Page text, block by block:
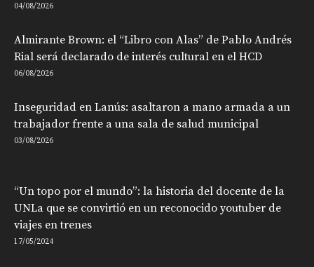
04/08/2026
Almirante Brown: el “Libro con Alas” de Pablo Andrés
Rial será declarado de interés cultural en el HCD
06/08/2026
Inseguridad en Lanús: asaltaron a mano armada a un
trabajador frente a una sala de salud municipal
03/08/2026
“Un topo por el mundo”: la historia del docente de la
UNLa que se convirtió en un reconocido youtuber de
viajes en trenes
17/05/2024